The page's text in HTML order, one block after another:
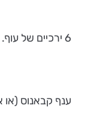
6 ירכיים של עוף.
ענף קבאנוס (או